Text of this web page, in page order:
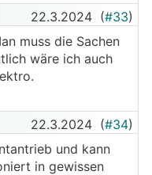
22.3.2024 (#33)
muss die Sachen
wäre ich auch
22.3.2024 (#34)
und kann
in gewissen